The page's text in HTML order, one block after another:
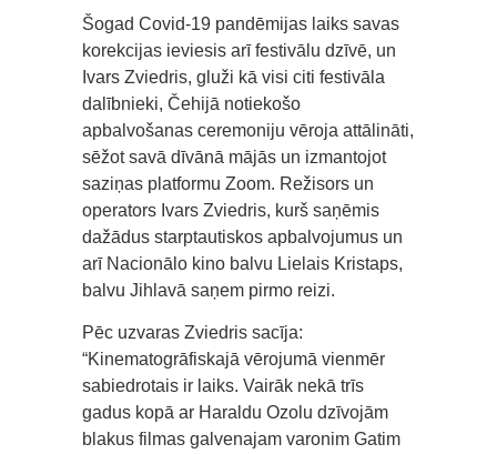
Šogad Covid-19 pandēmijas laiks savas
korekcijas ieviesis arī festivālu dzīvē, un
Ivars Zviedris, gluži kā visi citi festivāla
dalībnieki, Čehijā notiekošo
apbalvošanas ceremoniju vēroja attālināti,
sēžot savā dīvānā mājās un izmantojot
saziņas platformu Zoom. Režisors un
operators Ivars Zviedris, kurš saņēmis
dažādus starptautiskos apbalvojumus un
arī Nacionālo kino balvu Lielais Kristaps,
balvu Jihlavā saņem pirmo reizi.
Pēc uzvaras Zviedris sacīja:
“Kinematogrāfiskajā vērojumā vienmēr
sabiedrotais ir laiks. Vairāk nekā trīs
gadus kopā ar Haraldu Ozolu dzīvojām
blakus filmas galvenajam varonim Gatim